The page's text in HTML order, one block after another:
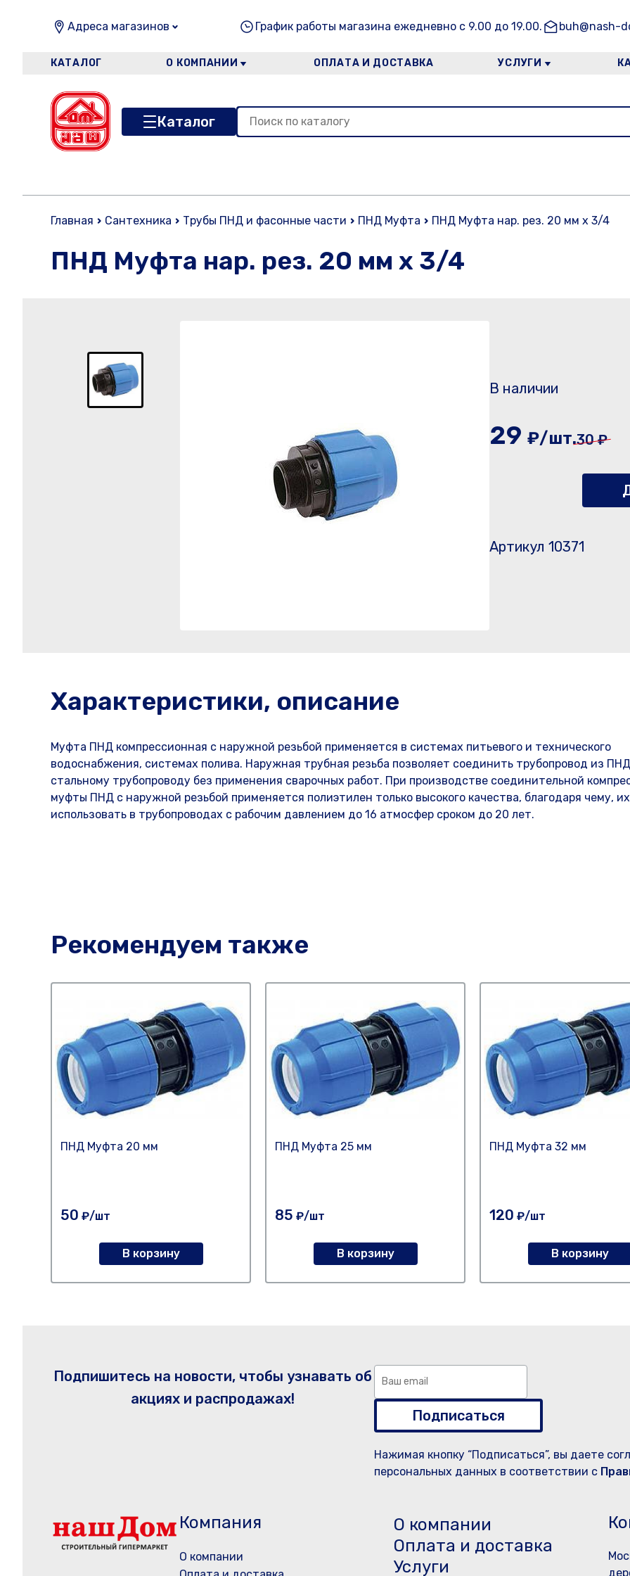
Адреса магазинов График работы магазина ежедневно с 9.00 до 19.00. buh@nash-
КАТАЛОГ О КОМПАНИИ ОПЛАТА И ДОСТАВКА УСЛУГИ
Каталог
Главная Сантехника Трубы ПНД и фасонные части ПНД Муфта ПНД Муфта нар. рез. 20 мм х 3/4
ПНД Муфта нар. рез. 20 мм х 3/4
В наличии
29 ₽/шт.30 ₽
Артикул 10371
Характеристики, описание
Муфта ПНД компрессионная с наружной резьбой применяется в системах питьевого и технического
водоснабжения, системах полива. Наружная трубная резьба позволяет соединить трубопровод из
стальному трубопроводу без применения сварочных работ. При производстве соединительной
муфты ПНД с наружной резьбой применяется полиэтилен только высокого качества, благодаря чему,
использовать в трубопроводах с рабочим давлением до 16 атмосфер сроком до 20 лет.
Рекомендуем также
ПНД Муфта 20 мм
50 ₽/шт
В корзину
ПНД Муфта 25 мм
85 ₽/шт
В корзину
ПНД Муфта 32 мм
120 ₽/шт
В корзину
Подпишитесь на новости, чтобы узнавать об
акциях и распродажах!
Подписаться
Нажимая кнопку “Подписаться”, вы даете
персональных данных в соответствии с
Компания
О компании
О компании
Оплата и доставка
Услуги